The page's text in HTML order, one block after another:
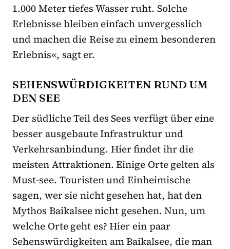
1.000 Meter tiefes Wasser ruht. Solche
Erlebnisse bleiben einfach unvergesslich
und machen die Reise zu einem besonderen
Erlebnis«, sagt er.
SEHENSWÜRDIGKEITEN RUND UM
DEN SEE
Der südliche Teil des Sees verfügt über eine
besser ausgebaute Infrastruktur und
Verkehrsanbindung. Hier findet ihr die
meisten Attraktionen. Einige Orte gelten als
Must-see. Touristen und Einheimische
sagen, wer sie nicht gesehen hat, hat den
Mythos Baikalsee nicht gesehen. Nun, um
welche Orte geht es? Hier ein paar
Sehenswürdigkeiten am Baikalsee, die man